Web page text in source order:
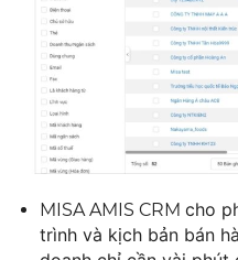
MISA AMIS CRM cho
trình và kịch bản bán